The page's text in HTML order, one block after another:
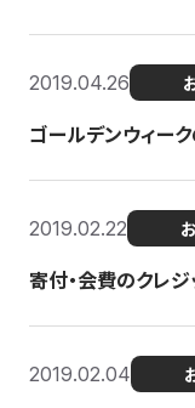
2019.04.26
ゴールデンウィー
2019.02.22
寄付・会費のクレ
2019.02.04